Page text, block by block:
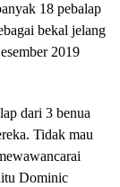
18 pebalap
bekal jelang
2019
dari 3 benua
Tidak mau
Dominic